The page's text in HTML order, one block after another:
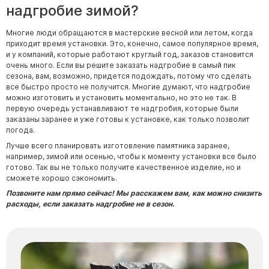
Памятники из белого мрамора Коелга
Креативные памятники
Кресты из белого мрамора
Фигурные памятники
Памятники в виде гитары
Памятники из цветного гранита
Памятники красные
Памятники красно-черные
Памятники зеленые
Памятники из Дымовского гранита
надгробие зимой?
Многие люди обращаются в мастерские весной или летом, когда
приходит время установки. Это, конечно, самое популярное время,
и у компаний, которые работают круглый год, заказов становится
очень много. Если вы решите заказать надгробие в самый пик
сезона, вам, возможно, придется подождать, потому что сделать
все быстро просто не получится. Многие думают, что надгробие
можно изготовить и установить моментально, но это не так. В
первую очередь устанавливают те надгробия, которые были
заказаны заранее и уже готовы к установке, как только позволит
погода.
Лучше всего планировать изготовление памятника заранее,
например, зимой или осенью, чтобы к моменту установки все было
готово. Так вы не только получите качественное изделие, но и
сможете хорошо сэкономить.
Позвоните нам прямо сейчас! Мы расскажем вам, как можно снизить
расходы, если заказать надгробие не в сезон.